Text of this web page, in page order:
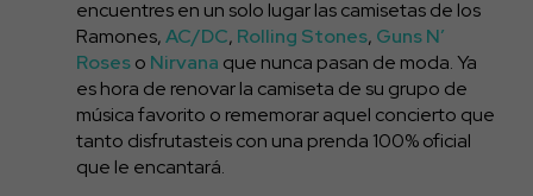
encuentres en un solo lugar las camisetas de los
Ramones,AC/DC, Rolling Stones, Guns N’
Roseso Nirvana que nunca pasan de moda. Ya
es hora de renovar la camiseta de su grupo de
música favorito o rememorar aquel concierto que
tanto disfrutasteis con una prenda 100% oficial
que le encantará.